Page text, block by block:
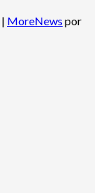
| MoreNews por